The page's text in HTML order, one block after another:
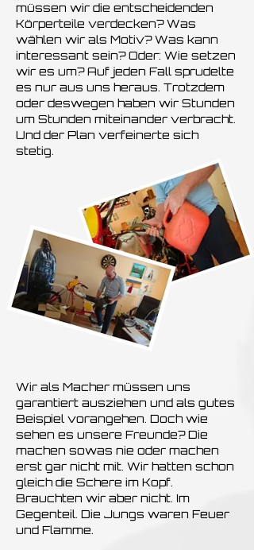
müssen wir die entscheidenden
Körperteile verdecken? Was
wählen wir als Motiv? Was kann
interessant sein? Oder: Wie setzen
wir es um? Auf jeden Fall sprudelte
es nur aus uns heraus. Trotzdem
oder deswegen haben wir Stunden
um Stunden miteinander verbracht.
Und der Plan verfeinerte sich
stetig.
Wir als Macher müssen uns
garantiert ausziehen und als gutes
Beispiel vorangehen. Doch wie
sehen es unsere Freunde? Die
machen sowas nie oder machen
erst gar nicht mit. Wir hatten schon
gleich die Schere im Kopf.
Brauchten wir aber nicht. Im
Gegenteil. Die Jungs waren Feuer
und Flamme.